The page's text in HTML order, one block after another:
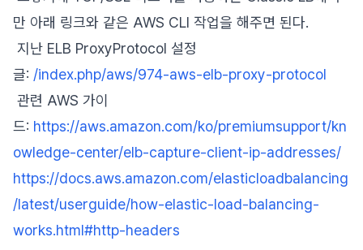
만 아래 링크와 같은 AWS CLI 작업을 해주면 된다.
지난 ELB ProxyProtocol 설정
글: /index.php/aws/974-aws-elb-proxy-protocol
관련 AWS 가이
드: https://aws.amazon.com/ko/premiumsupport/kn
owledge-center/elb-capture-client-ip-addresses/
https://docs.aws.amazon.com/elasticloadbalancing
/latest/userguide/how-elastic-load-balancing-
works.html#http-headers